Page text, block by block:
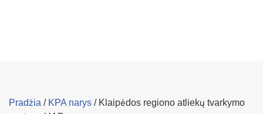
Pradžia / KPA narys / Klaipėdos regiono atliekų tvarkymo